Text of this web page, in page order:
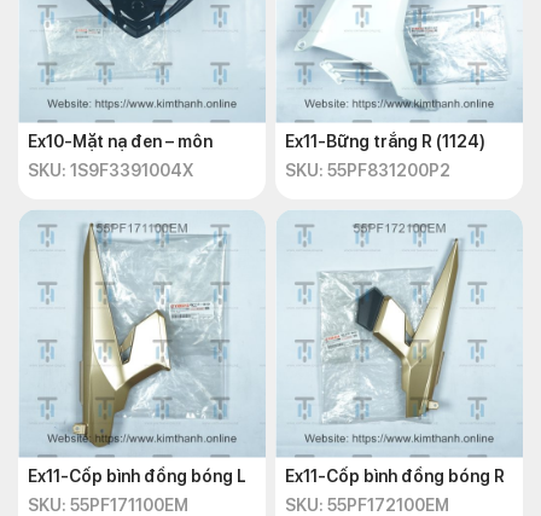
Ex10-Mặt nạ đen – môn
SKU: 1S9F3391004X
Ex11-Bững trắng R (1124)
SKU: 55PF831200P2
Ex11-Cốp bình đồng bóng L
SKU: 55PF171100EM
Ex11-Cốp bình đồng bóng R
SKU: 55PF172100EM